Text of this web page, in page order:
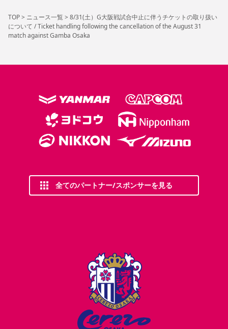
TOP> ニュース一覧> 8/31(土）G大阪戦試合中止に伴うチケットの取り扱い
について / Ticket handling following the cancellation of the August 31
match against Gamba Osaka
全てのパートナー/スポンサーを見る